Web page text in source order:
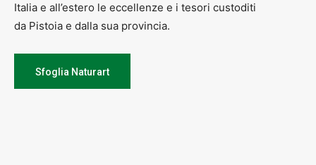
Italia e all’estero le eccellenze e i tesori custoditi
da Pistoia e dalla sua provincia.
Sfoglia Naturart